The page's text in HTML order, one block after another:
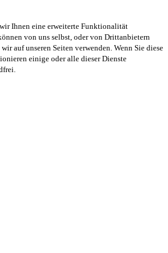
Ihnen eine erweiterte Funktionalität
von uns selbst, oder von Drittanbietern
auf unseren Seiten verwenden. Wenn Sie diese
einige oder alle dieser Dienste